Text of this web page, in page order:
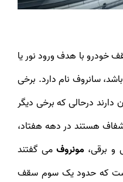
خودرو با هدف ورود نور یا
سانروف نام دارد. برخی
درحالی که برخی دیگر
هستند در دهه هفتاد،
برقی، مونروفمی گفتند
که حدود یک سوم سقف